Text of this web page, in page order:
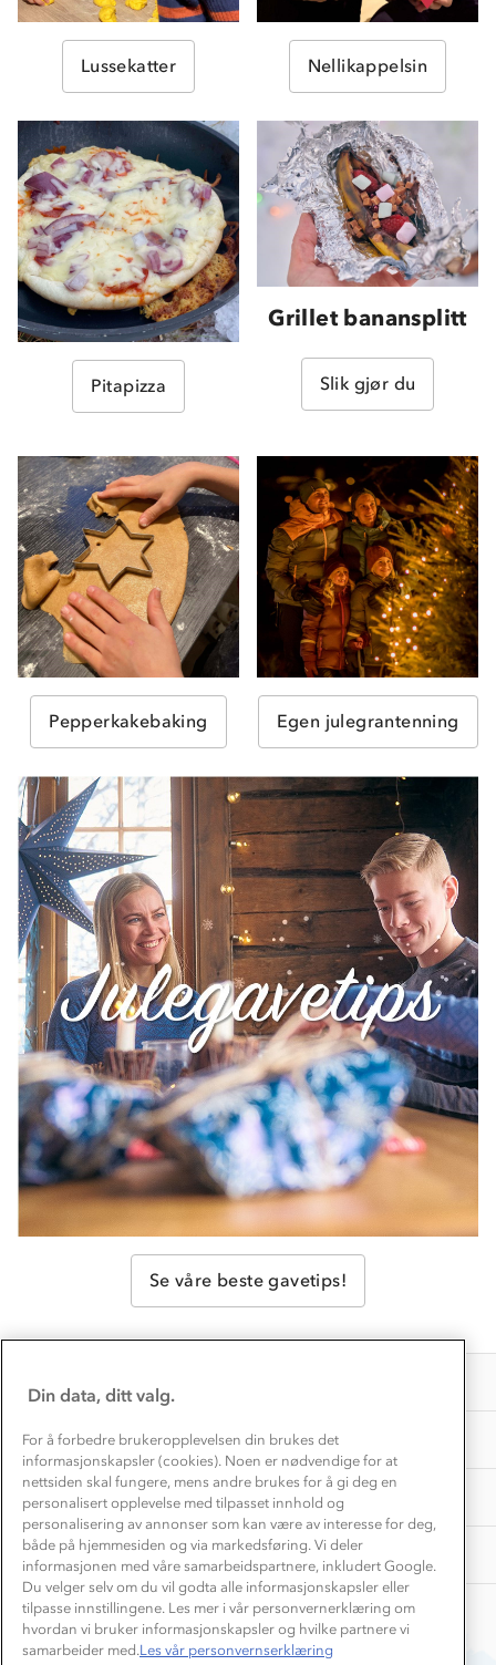
Lussekatter Nellikappelsin
Pitapizza
Grillet banansplitt
Slik gjør du
Pepperkakebaking Egen julegrantenning
Se våre beste gavetips!
Kundeservice
Kontakt oss
Konkurransevinnere
Kundeklubb
OM OSS
Om Stormberg
Verdigrunnlag
Klima og miljø
Etisk handel
Dyreetikk
1% til samfunnet
Inkludering
TIPS OG RÅD
Trelagsprinsippet barn
Alt du trenger til Norgesferien
Dette trenger du til barnehagen
Gravidklær
Hvordan velge riktig turtøy?
Vask og vedlikehold
EL-retur
Store størrelser
Turmat oppskrifter
Beredskap
AKTIVITETER
Norgesferie 🇳🇴
Få turinspirasjon og tips her⛰
Storms turtips🐿️
Leirskole 🥾
Barnehageansatt
Tips til hyttetur
Din data, ditt valg.
For å forbedre brukeropplevelsen din brukes det
informasjonskapsler (cookies). Noen er nødvendige for at
nettsiden skal fungere, mens andre brukes for å gi deg en
personalisert opplevelse med tilpasset innhold og
personalisering av annonser som kan være av interesse for deg,
både på hjemmesiden og via markedsføring. Vi deler
informasjonen med våre samarbeidspartnere, inkludert Google.
Du velger selv om du vil godta alle informasjonskapsler eller
tilpasse innstillingene. Les mer i vår personvernerklæring om
hvordan vi bruker informasjonskapsler og hvilke partnere vi
samarbeider med.Les vår personvernserklæring